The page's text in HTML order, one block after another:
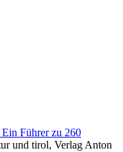
Führer zu 260
und tirol, Verlag Anton